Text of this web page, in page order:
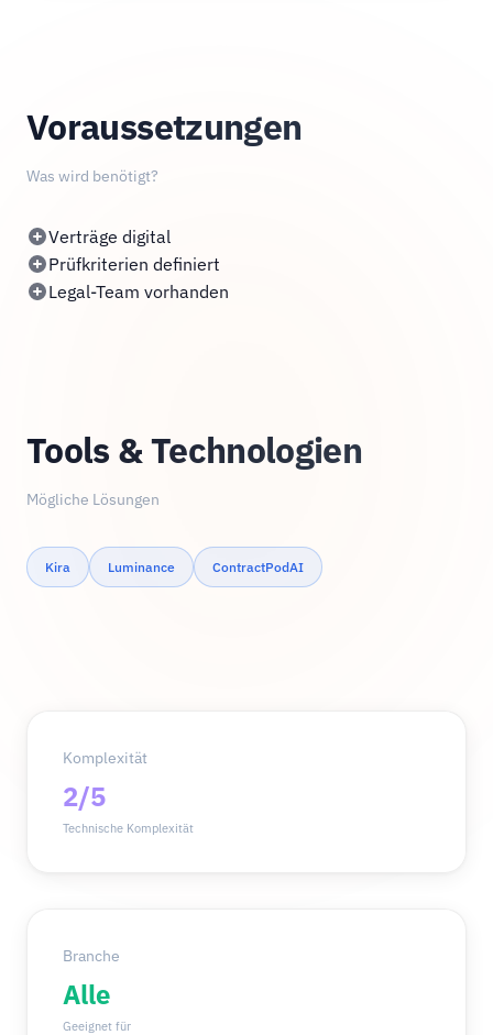
Voraussetzungen
Was wird benötigt?
Verträge digital
Prüfkriterien definiert
Legal-Team vorhanden
Tools & Technologien
Mögliche Lösungen
Kira Luminance ContractPodAI
Komplexität
2/5
Technische Komplexität
Branche
Alle
Geeignet für